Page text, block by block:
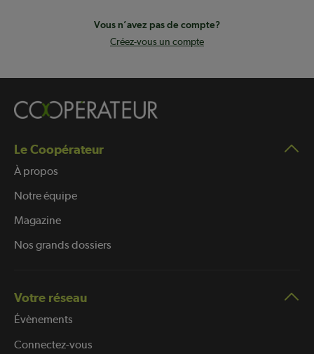
Vous n’avez pas de compte?
Créez-vous un compte
Le Coopérateur
À propos
Notre équipe
Magazine
Nos grands dossiers
Votre réseau
Évènements
Connectez-vous